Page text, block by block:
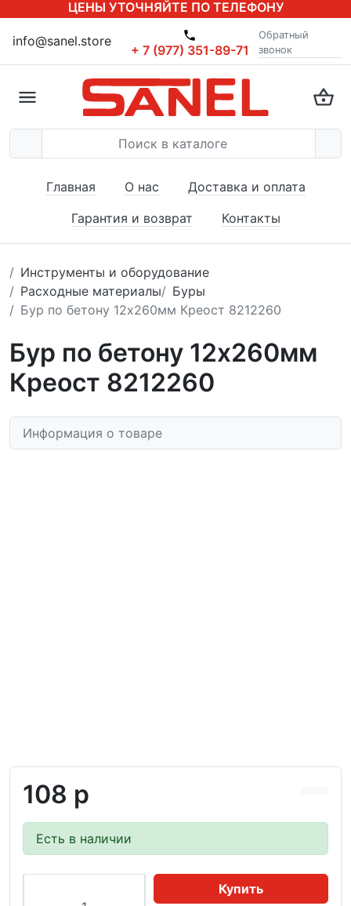
ЦЕНЫ УТОЧНЯЙТЕ ПО ТЕЛЕФОНУ
info@sanel.store
+ 7 (977) 351-89-71
Обратный
звонок
Главная О нас
Доставка и оплата
Гарантия и возврат
Контакты
Инструменты и оборудование
Расходные материалы
Буры
Бур по бетону 12х260мм Креост 8212260
Бур по бетону 12х260мм
Креост 8212260
Информация о товаре
108 р
Есть в наличии
Купить